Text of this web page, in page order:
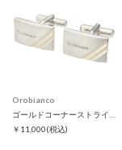
Orobianco
￥11,000(税込)